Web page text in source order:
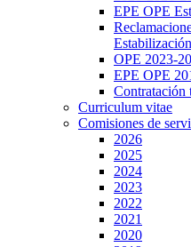
EPE OPE
Estabilización
OPE 2023-
EPE OPE
Contratación
Curriculum vitae
Comisiones de
2026
2025
2024
2023
2022
2021
2020